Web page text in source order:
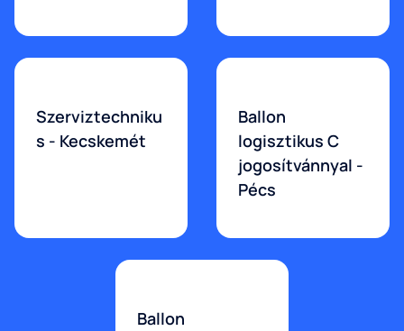
Szerviztechniku
s - Kecskemét
Ballon
logisztikus C
jogosítvánnyal -
Pécs
Ballon